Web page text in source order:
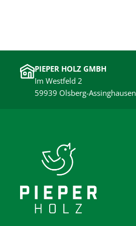
PIEPER HOLZ GMBH
Im Westfeld 2
59939 Olsberg-Assinghausen